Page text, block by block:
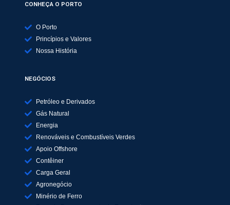
CONHEÇA O PORTO
O Porto
Princípios e Valores
Nossa História
NEGÓCIOS
Petróleo e Derivados
Gás Natural
Energia
Renováveis e Combustíveis Verdes
Apoio Offshore
Contêiner
Carga Geral
Agronegócio
Minério de Ferro